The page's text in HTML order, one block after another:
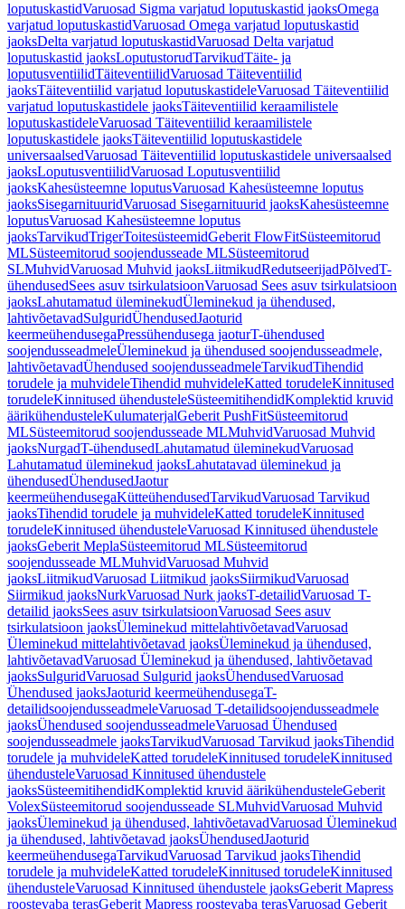
loputuskastidVaruosad Sigma varjatud loputuskastid jaoksOmega
varjatud loputuskastidVaruosad Omega varjatud loputuskastid
jaoksDelta varjatud loputuskastidVaruosad Delta varjatud
loputuskastid jaoksLoputustorudTarvikudTäite- ja
loputusventiilidTäiteventiilidVaruosad Täiteventiilid
jaoksTäiteventiilid varjatud loputuskastideleVaruosad Täiteventiilid
varjatud loputuskastidele jaoksTäiteventiilid keraamilistele
loputuskastideleVaruosad Täiteventiilid keraamilistele
loputuskastidele jaoksTäiteventiilid loputuskastidele
universaalsedVaruosad Täiteventiilid loputuskastidele universaalsed
jaoksLoputusventiilidVaruosad Loputusventiilid
jaoksKahesüsteemne loputusVaruosad Kahesüsteemne loputus
jaoksSisegarnituuridVaruosad Sisegarnituurid jaoksKahesüsteemne
loputusVaruosad Kahesüsteemne loputus
jaoksTarvikudTrigerToitesüsteemidGeberit FlowFitSüsteemitorud
MLSüsteemitorud soojendusseade MLSüsteemitorud
SLMuhvidVaruosad Muhvid jaoksLiitmikudRedutseerijadPõlvedT-
ühendusedSees asuv tsirkulatsioonVaruosad Sees asuv tsirkulatsioon
jaoksLahutamatud üleminekudÜleminekud ja ühendused,
lahtivõetavadSulguridÜhendusedJaoturid
keermeühendusegaPressühendusega jaoturT-ühendused
soojendusseadmeleÜleminekud ja ühendused soojendusseadmele,
lahtivõetavadÜhendused soojendusseadmeleTarvikudTihendid
torudele ja muhvideleTihendid muhvideleKatted torudeleKinnitused
torudeleKinnitused ühendusteleSüsteemitihendidKomplektid kruvid
äärikühendusteleKulumaterjalGeberit PushFitSüsteemitorud
MLSüsteemitorud soojendusseade MLMuhvidVaruosad Muhvid
jaoksNurgadT-ühendusedLahutamatud üleminekudVaruosad
Lahutamatud üleminekud jaoksLahutatavad üleminekud ja
ühendusedÜhendusedJaotur
keermeühendusegaKütteühendusedTarvikudVaruosad Tarvikud
jaoksTihendid torudele ja muhvideleKatted torudeleKinnitused
torudeleKinnitused ühendusteleVaruosad Kinnitused ühendustele
jaoksGeberit MeplaSüsteemitorud MLSüsteemitorud
soojendusseade MLMuhvidVaruosad Muhvid
jaoksLiitmikudVaruosad Liitmikud jaoksSiirmikudVaruosad
Siirmikud jaoksNurkVaruosad Nurk jaoksT-detailidVaruosad T-
detailid jaoksSees asuv tsirkulatsioonVaruosad Sees asuv
tsirkulatsioon jaoksÜleminekud mittelahtivõetavadVaruosad
Üleminekud mittelahtivõetavad jaoksÜleminekud ja ühendused,
lahtivõetavadVaruosad Üleminekud ja ühendused, lahtivõetavad
jaoksSulguridVaruosad Sulgurid jaoksÜhendusedVaruosad
Ühendused jaoksJaoturid keermeühendusegaT-
detailidsoojendusseadmeleVaruosad T-detailidsoojendusseadmele
jaoksÜhendused soojendusseadmeleVaruosad Ühendused
soojendusseadmele jaoksTarvikudVaruosad Tarvikud jaoksTihendid
torudele ja muhvideleKatted torudeleKinnitused torudeleKinnitused
ühendusteleVaruosad Kinnitused ühendustele
jaoksSüsteemitihendidKomplektid kruvid äärikühendusteleGeberit
VolexSüsteemitorud soojendusseade SLMuhvidVaruosad Muhvid
jaoksÜleminekud ja ühendused, lahtivõetavadVaruosad Üleminekud
ja ühendused, lahtivõetavad jaoksÜhendusedJaoturid
keermeühendusegaTarvikudVaruosad Tarvikud jaoksTihendid
torudele ja muhvideleKatted torudeleKinnitused torudeleKinnitused
ühendusteleVaruosad Kinnitused ühendustele jaoksGeberit Mapress
roostevaba terasGeberit Mapress roostevaba terasVaruosad Geberit